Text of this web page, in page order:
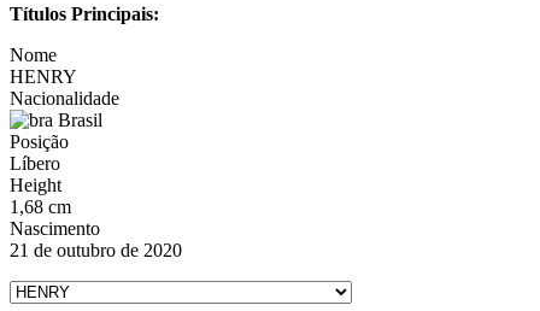
Títulos Principais:
Nome
HENRY
Nacionalidade
Brasil
Posição
Líbero
Height
1,68 cm
Nascimento
21 de outubro de 2020